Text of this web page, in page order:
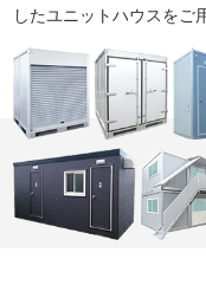
したユニットハウスをご